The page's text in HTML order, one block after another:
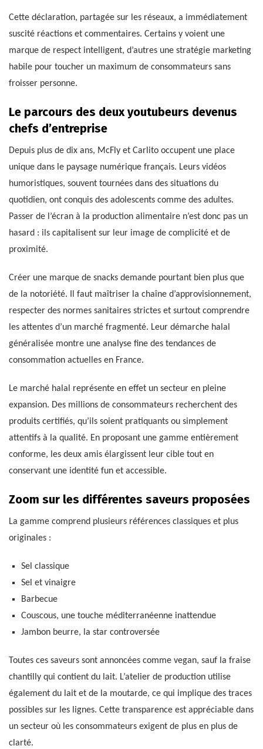
Cette déclaration, partagée sur les réseaux, a immédiatement
suscité réactions et commentaires. Certains y voient une
marque de respect intelligent, d’autres une stratégie marketing
habile pour toucher un maximum de consommateurs sans
froisser personne.
Le parcours des deux youtubeurs devenus
chefs d’entreprise
Depuis plus de dix ans, McFly et Carlito occupent une place
unique dans le paysage numérique français. Leurs vidéos
humoristiques, souvent tournées dans des situations du
quotidien, ont conquis des adolescents comme des adultes.
Passer de l’écran à la production alimentaire n’est donc pas un
hasard : ils capitalisent sur leur image de complicité et de
proximité.
Créer une marque de snacks demande pourtant bien plus que
de la notoriété. Il faut maîtriser la chaîne d’approvisionnement,
respecter des normes sanitaires strictes et surtout comprendre
les attentes d’un marché fragmenté. Leur démarche halal
généralisée montre une analyse fine des tendances de
consommation actuelles en France.
Le marché halal représente en effet un secteur en pleine
expansion. Des millions de consommateurs recherchent des
produits certifiés, qu’ils soient pratiquants ou simplement
attentifs à la qualité. En proposant une gamme entièrement
conforme, les deux amis élargissent leur cible tout en
conservant une identité fun et accessible.
Zoom sur les différentes saveurs proposées
La gamme comprend plusieurs références classiques et plus
originales :
Sel classique
Sel et vinaigre
Barbecue
Couscous, une touche méditerranéenne inattendue
Jambon beurre, la star controversée
Toutes ces saveurs sont annoncées comme vegan, sauf la fraise
chantilly qui contient du lait. L’atelier de production utilise
également du lait et de la moutarde, ce qui implique des traces
possibles sur les lignes. Cette transparence est appréciable dans
un secteur où les consommateurs exigent de plus en plus de
clarté.